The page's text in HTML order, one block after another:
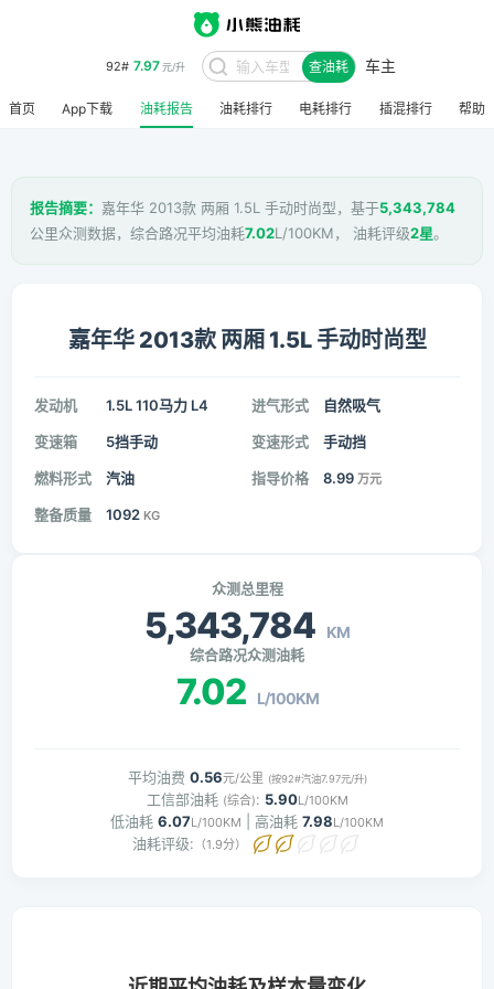
92# 7.97元/升 查油耗 车主
首页 App下载 油耗报告 油耗排行 电耗排行 插混排行 帮助
报告摘要： 嘉年华 2013款 两厢 1.5L 手动时尚型，基于5,343,784
公里众测数据，综合路况平均油耗7.02L/100KM， 油耗评级2星。
嘉年华 2013款 两厢 1.5L 手动时尚型
发动机 1.5L 110马力 L4 进气形式 自然吸气
变速箱 5挡手动 变速形式 手动挡
燃料形式 汽油 指导价格 8.99 万元
整备质量 1092 KG
众测总里程
5,343,784 KM
综合路况众测油耗
7.02 L/100KM
平均油费 0.56元/公里 (按92#汽油7.97元/升)
工信部油耗 (综合): 5.90L/100KM
低油耗 6.07L/100KM | 高油耗 7.98L/100KM
油耗评级: （1.9分）